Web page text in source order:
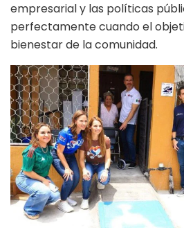
empresarial y las políticas
perfectamente cuando el
bienestar de la comunidad.